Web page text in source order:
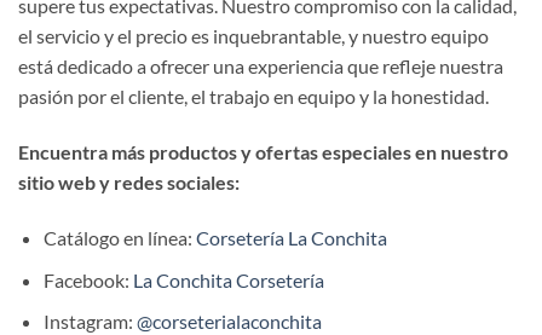
supere tus expectativas. Nuestro compromiso con la calidad,
el servicio y el precio es inquebrantable, y nuestro equipo
está dedicado a ofrecer una experiencia que refleje nuestra
pasión por el cliente, el trabajo en equipo y la honestidad.
Encuentra más productos y ofertas especiales en nuestro
sitio web y redes sociales:
Catálogo en línea: Corsetería La Conchita
Facebook: La Conchita Corsetería
Instagram: @corseterialaconchita